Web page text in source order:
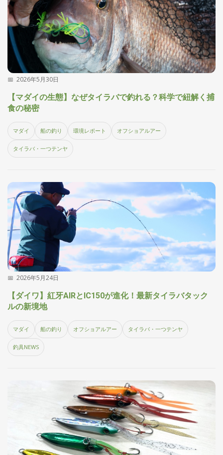
2026年5月30日
【マダイの生態】なぜタイラバで釣れる？科学で紐解く捕
食の秘密
マダイ 船の釣り 環境レポート オフショアルアー
タイラバ・一つテンヤ
2026年5月24日
【ダイワ】紅牙AIRとIC150が進化！最新タイラバタック
ルの新境地
マダイ 船の釣り オフショアルアー タイラバ・一つテンヤ
釣具NEWS